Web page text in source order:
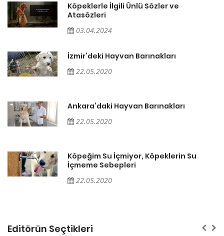
Köpeklerle İlgili Ünlü Sözler ve
Atasözleri
03.04.2024
İzmir’deki Hayvan Barınakları
22.05.2020
Ankara’daki Hayvan Barınakları
22.05.2020
Köpeğim Su İçmiyor, Köpeklerin Su
İçmeme Sebepleri
22.05.2020
Editörün Seçtikleri